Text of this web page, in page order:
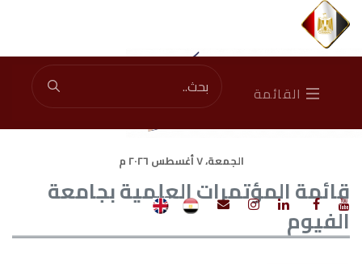
Current Visitors: 2003
الجمعة، ٧ أغسطس ٢٠٢٦ م
القائمة
قائمة المؤتمرات العلمية بجامعة
الفيوم